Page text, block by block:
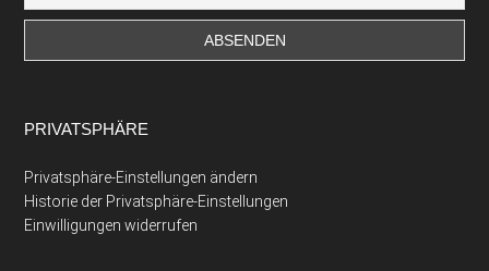
PRIVATSPHÄRE
Privatsphäre-Einstellungen ändern
Historie der Privatsphäre-Einstellungen
Einwilligungen widerrufen